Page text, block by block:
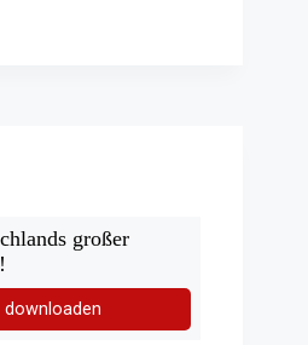
großer
downloaden